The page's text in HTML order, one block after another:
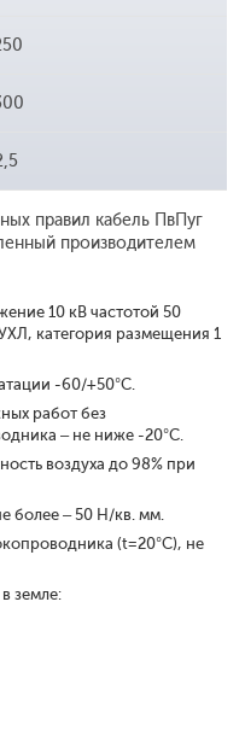
правил кабель ПвПуг
производителем
10 кВ частотой 50
категория размещения 1
-60/+50°С.
работ без
– не ниже -20°С.
воздуха до 98% при
более – 50 Н/кв. мм.
(t=20°С), не
земле: